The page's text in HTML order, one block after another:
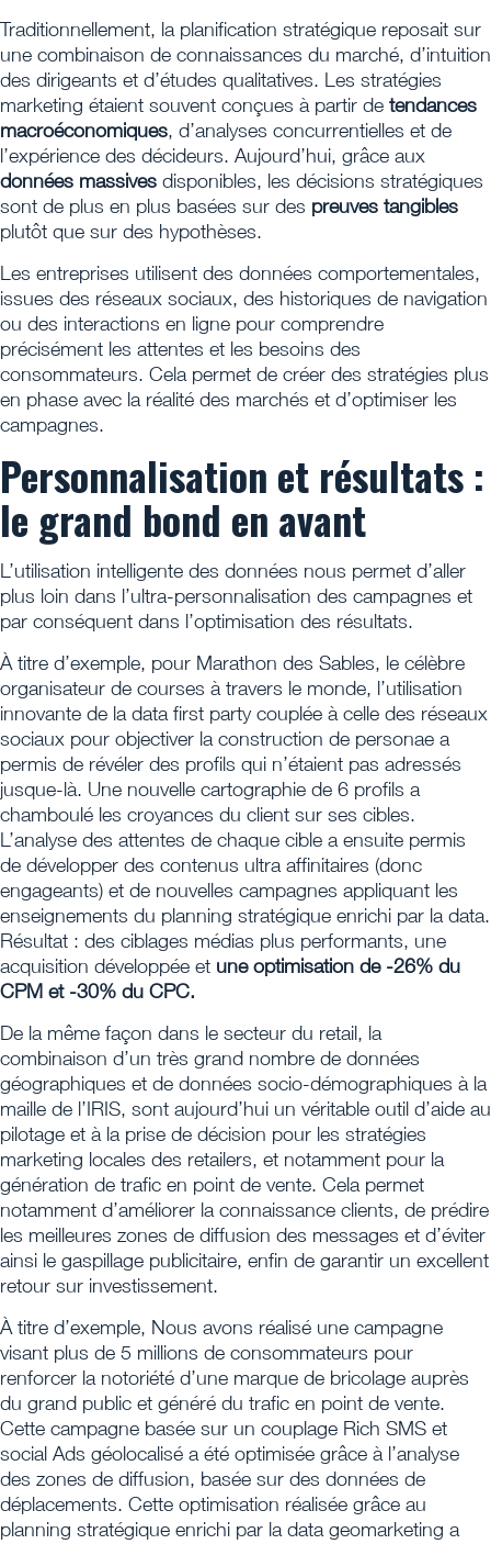
Traditionnellement, la planification stratégique reposait sur
une combinaison de connaissances du marché, d’intuition
des dirigeants et d’études qualitatives. Les stratégies
marketing étaient souvent conçues à partir de tendances
macroéconomiques, d’analyses concurrentielles et de
l’expérience des décideurs. Aujourd’hui, grâce aux
données massives disponibles, les décisions stratégiques
sont de plus en plus basées sur des preuves tangibles
plutôt que sur des hypothèses.
Les entreprises utilisent des données comportementales,
issues des réseaux sociaux, des historiques de navigation
ou des interactions en ligne pour comprendre
précisément les attentes et les besoins des
consommateurs. Cela permet de créer des stratégies plus
en phase avec la réalité des marchés et d’optimiser les
campagnes.
Personnalisation et résultats :
le grand bond en avant
L’utilisation intelligente des données nous permet d’aller
plus loin dans l’ultra-personnalisation des campagnes et
par conséquent dans l’optimisation des résultats.
À titre d’exemple, pour Marathon des Sables, le célèbre
organisateur de courses à travers le monde, l’utilisation
innovante de la data first party couplée à celle des réseaux
sociaux pour objectiver la construction de personae a
permis de révéler des profils qui n’étaient pas adressés
jusque-là. Une nouvelle cartographie de 6 profils a
chamboulé les croyances du client sur ses cibles.
L’analyse des attentes de chaque cible a ensuite permis
de développer des contenus ultra affinitaires (donc
engageants) et de nouvelles campagnes appliquant les
enseignements du planning stratégique enrichi par la data.
Résultat : des ciblages médias plus performants, une
acquisition développée et une optimisation de -26% du
CPM et -30% du CPC.
De la même façon dans le secteur du retail, la
combinaison d’un très grand nombre de données
géographiques et de données socio-démographiques à la
maille de l’IRIS, sont aujourd’hui un véritable outil d’aide au
pilotage et à la prise de décision pour les stratégies
marketing locales des retailers, et notamment pour la
génération de trafic en point de vente. Cela permet
notamment d’améliorer la connaissance clients, de prédire
les meilleures zones de diffusion des messages et d’éviter
ainsi le gaspillage publicitaire, enfin de garantir un excellent
retour sur investissement.
À titre d’exemple, Nous avons réalisé une campagne
visant plus de 5 millions de consommateurs pour
renforcer la notoriété d’une marque de bricolage auprès
du grand public et généré du trafic en point de vente.
Cette campagne basée sur un couplage Rich SMS et
social Ads géolocalisé a été optimisée grâce à l’analyse
des zones de diffusion, basée sur des données de
déplacements. Cette optimisation réalisée grâce au
planning stratégique enrichi par la data geomarketing a